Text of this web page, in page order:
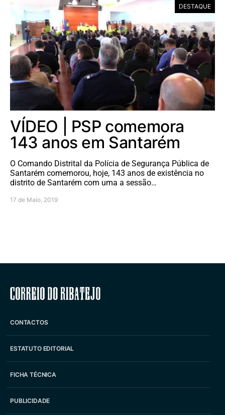
DESTAQUE
VÍDEO | PSP comemora
143 anos em Santarém
O Comando Distrital da Polícia de Segurança Pública de
Santarém comemorou, hoje, 143 anos de existência no
distrito de Santarém com uma a sessão…
17 de Maio, 2019
Correio do Ribatejo
CONTACTOS
ESTATUTO EDITORIAL
FICHA TÉCNICA
PUBLICIDADE